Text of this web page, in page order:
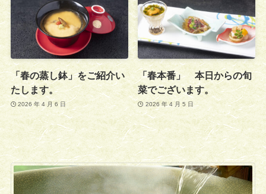
「春の蒸し鉢」をご紹介い
たします。
2026 年 4 月 6 日
「春本番」 本日からの旬
菜でございます。
2026 年 4 月 5 日